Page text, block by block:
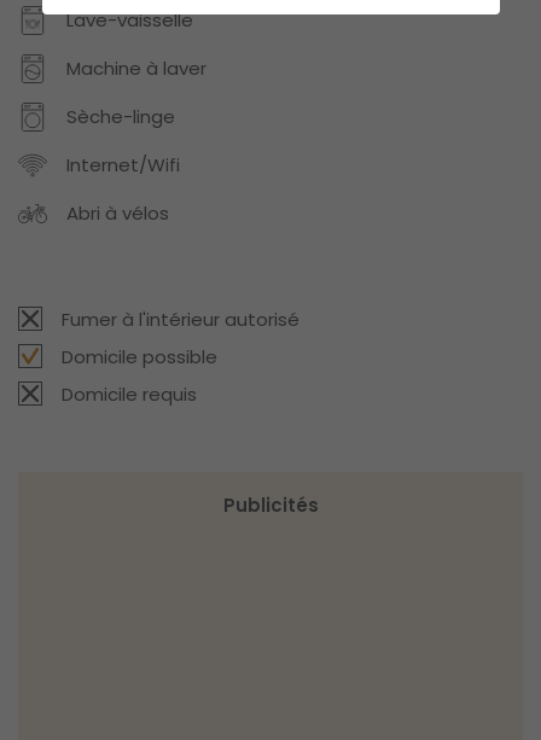
Lave-vaisselle
Machine à laver
Sèche-linge
Internet/Wifi
Abri à vélos
Fumer à l'intérieur autorisé
Domicile possible
Domicile requis
Publicités